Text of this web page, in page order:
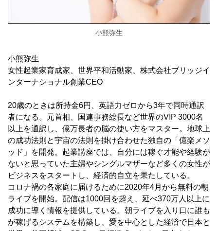
小熊弥生
小熊弥生
女性起業家育成家、世界平和活動家、株式会社ブリッジイ
ンターナショナル創業CEO
20歳のときは所持金6円、英語力ゼロから3年で同時通訳
者になる。元首相、国連事務総長など世界のVIP 3000名
以上を通訳し、億万長者の脳の使い方をマスター。地球上
の成功法則と宇宙の法則を掛け合わせた独自の「億楽メソ
ッド」を開発。起業講座では、自分には稼ぐ才能や経験が
ないと思っていた主婦やシングルマザーなど多くの女性が
ビジネスをスタートし、経済的自立を果たしている。
コロナ禍の各家庭に届けるために2020年4月から無料の朝
ライブを開始。配信は1000回を超え、延べ370万人以上に
成功に導く情報を提供している。朝ライブを入り口に誰も
が稼げるシステムを構築し、愛を中心とした経済で日本と